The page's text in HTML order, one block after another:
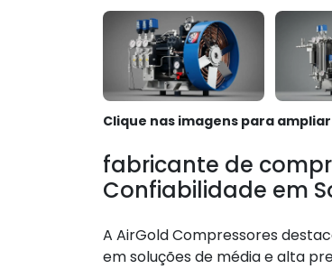
Clique nas imagens para ampliar
fabricante de
Confiabilidade em
A AirGold Compressores
em soluções de média e alta